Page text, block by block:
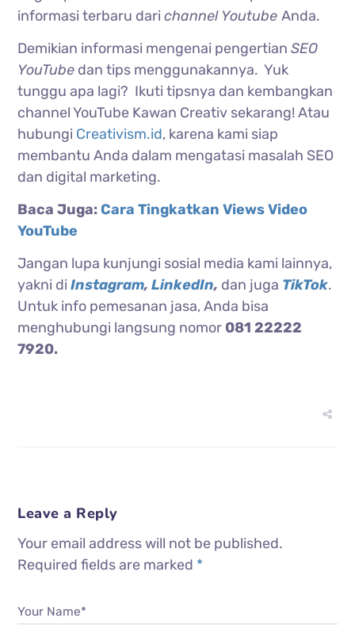
informasi terbaru darichannel YoutubeAnda.
Demikian informasi mengenai pengertianSEO
YouTube dan tips menggunakannya. Yuk
tunggu apa lagi? Ikuti tipsnya dan kembangkan
channel YouTube Kawan Creativ sekarang! Atau
hubungi Creativism.id, karena kami siap
membantu Anda dalam mengatasi masalah SEO
dan digital marketing.
Baca Juga:Cara Tingkatkan Views Video
YouTube
Jangan lupa kunjungi sosial media kami lainnya,
yakni di Instagram, LinkedIn, dan juga TikTok.
Untuk info pemesanan jasa, Anda bisa
menghubungi langsung nomor 081 22222
7920.
Leave a Reply
Your email address will not be published.
Required fields are marked *
Your Name*